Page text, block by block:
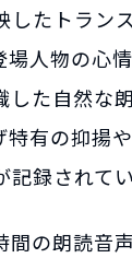
したトラン
場人物の心
した自然な
有の抑揚や
録されてい
間の朗読音